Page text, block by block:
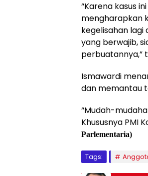
“Karena kasus
mengharapkan
kegelisahan lagi
yang berwajib,
perbuatannya,”
Ismawardi
dan memantau
“Mudah-
Khususnya PMI
Parlementaria)
Tags: